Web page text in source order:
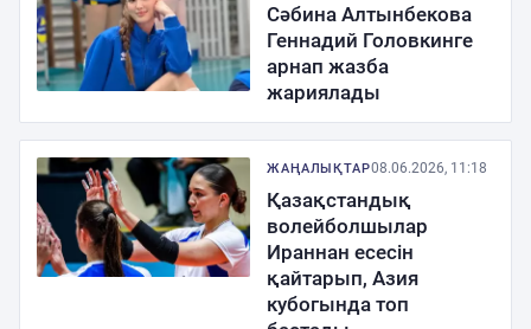
Сәбина Алтынбекова
Геннадий Головкинге
арнап жазба
жариялады
ЖАҢАЛЫҚТАР08.06.2026, 11:18
Қазақстандық
волейболшылар
Ираннан есесін
қайтарып, Азия
кубогында топ